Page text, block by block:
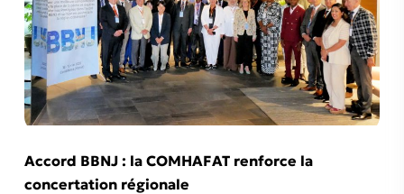
Accord BBNJ : la COMHAFAT renforce la
concertation régionale